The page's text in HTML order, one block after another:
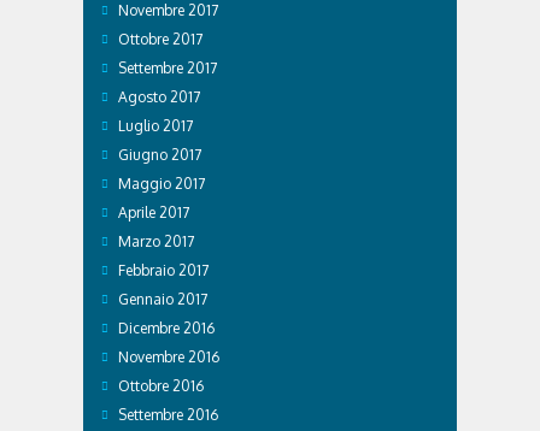
Novembre 2017
Ottobre 2017
Settembre 2017
Agosto 2017
Luglio 2017
Giugno 2017
Maggio 2017
Aprile 2017
Marzo 2017
Febbraio 2017
Gennaio 2017
Dicembre 2016
Novembre 2016
Ottobre 2016
Settembre 2016